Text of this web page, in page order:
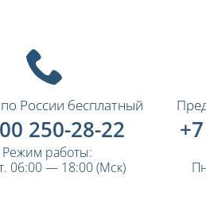
России бесплатный
250-28-22
Режим работы:
06:00 — 18:00 (Мск)